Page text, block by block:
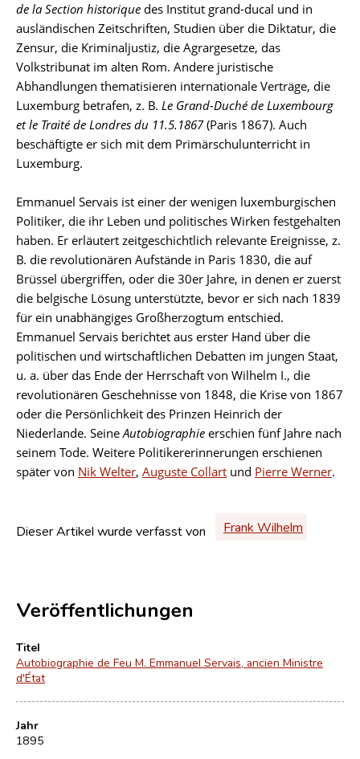
de la Section historique des Institut grand-ducal und in
ausländischen Zeitschriften, Studien über die Diktatur, die
Zensur, die Kriminaljustiz, die Agrargesetze, das
Volkstribunat im alten Rom. Andere juristische
Abhandlungen thematisieren internationale Verträge, die
Luxemburg betrafen, z. B. Le Grand-Duché de Luxembourg
et le Traité de Londres du 11.5.1867(Paris 1867). Auch
beschäftigte er sich mit dem Primärschulunterricht in
Luxemburg.
Emmanuel Servais ist einer der wenigen luxemburgischen
Politiker, die ihr Leben und politisches Wirken festgehalten
haben. Er erläutert zeitgeschichtlich relevante Ereignisse, z.
B. die revolutionären Aufstände in Paris 1830, die auf
Brüssel übergriffen, oder die 30er Jahre, in denen er zuerst
die belgische Lösung unterstützte, bevor er sich nach 1839
für ein unabhängiges Großherzogtum entschied.
Emmanuel Servais berichtet aus erster Hand über die
politischen und wirtschaftlichen Debatten im jungen Staat,
u. a. über das Ende der Herrschaft von Wilhelm I., die
revolutionären Geschehnisse von 1848, die Krise von 1867
oder die Persönlichkeit des Prinzen Heinrich der
Niederlande. SeineAutobiographie erschien fünf Jahre nach
seinem Tode. Weitere Politikererinnerungen erschienen
später von Nik Welter, Auguste Collart und Pierre Werner.
Dieser Artikel wurde verfasst von Frank Wilhelm
Veröffentlichungen
Titel
Autobiographie de Feu M. Emmanuel Servais, ancien Ministre
d'État
Jahr
1895